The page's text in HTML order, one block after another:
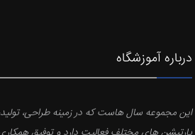
درباره آموزشگاه
این مجموعه سال هاست که در زمینه طراحی،